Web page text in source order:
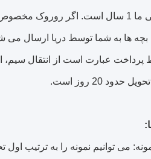
است. اگر روروک
ها به شما توسط دریا ارسال می
پرداخت عبارت است از انتقال سیم،
حدود 20 روز است.